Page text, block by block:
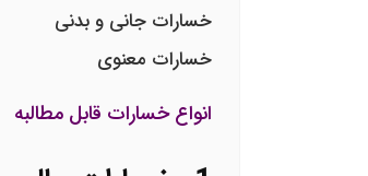
خسارات جانی و بدنی
خسارات معنوی
انواع خسارات قابل مطالبه